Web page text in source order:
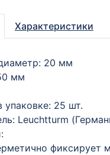
Характеристики
20 мм
мм
упаковке: 25 шт.
Leuchtturm
фиксирует